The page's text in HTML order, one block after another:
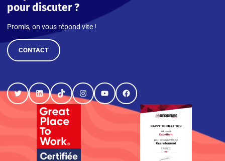
pour discuter ?
Promis, on vous répond vite !
CONTACT
TwitterLinkedInTikTokInstagram
YouTubeFacebook